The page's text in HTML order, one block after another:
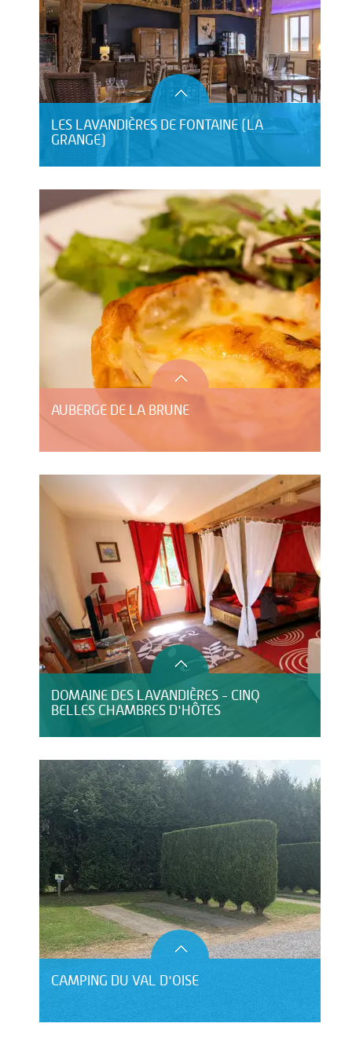
LES LAVANDIÈRES DE FONTAINE (LA
GRANGE)
AUBERGE DE LA BRUNE
DOMAINE DES LAVANDIÈRES - CINQ
BELLES CHAMBRES D'HÔTES
CAMPING DU VAL D'OISE
HÔTEL LE CLOS DU MONTVINAGE